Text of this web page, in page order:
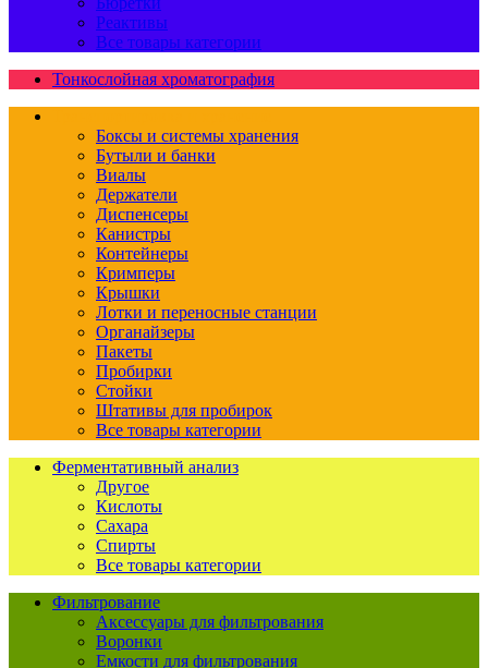
Реактивы
Все товары категории
Тонкослойная хроматография
Боксы и системы хранения
Бутыли и банки
Виалы
Держатели
Диспенсеры
Канистры
Контейнеры
Кримперы
Крышки
Лотки и переносные станции
Органайзеры
Пакеты
Пробирки
Стойки
Штативы для пробирок
Все товары категории
Ферментативный анализ
Другое
Кислоты
Сахара
Спирты
Все товары категории
Фильтрование
Аксессуары для фильтрования
Воронки
Емкости для фильтрования